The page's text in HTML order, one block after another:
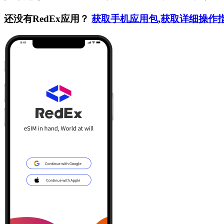
还没有RedEx应用？ 获取手机应用包,获取详细操作